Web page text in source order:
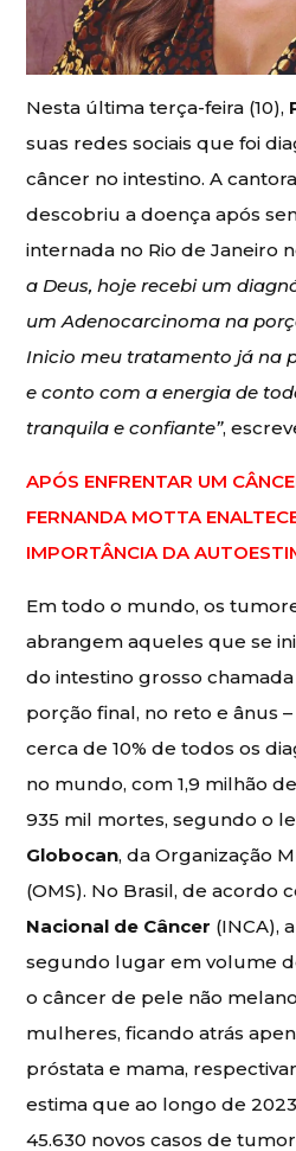
Nesta última terça-feira (10),
suas redes sociais que foi
câncer no intestino. A
descobriu a doença após
internada no Rio de Janeiro
a Deus, hoje recebi um
um Adenocarcinoma na
Inicio meu tratamento já na
e conto com a energia de
tranquila e confiante”,
APÓS ENFRENTAR UM
FERNANDA MOTTA
IMPORTÂNCIA DA
Em todo o mundo, os
abrangem aqueles que se
do intestino grosso
porção final, no reto e ânus
cerca de 10% de todos os
no mundo, com 1,9 milhão
935 mil mortes, segundo o
Globocan, da Organização
(OMS). No Brasil, de acordo
Nacional de Câncer (INCA),
segundo lugar em volume
o câncer de pele não
mulheres, ficando atrás
próstata e mama,
estima que ao longo de
45.630 novos casos de